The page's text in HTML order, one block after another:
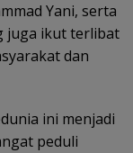
Yani, serta
juga ikut terlibat
dan
ini menjadi
peduli